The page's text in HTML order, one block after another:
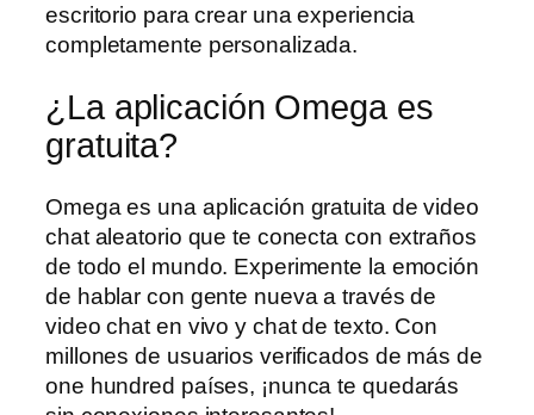
escritorio para crear una experiencia
completamente personalizada.
¿La aplicación Omega es
gratuita?
Omega es una aplicación gratuita de video
chat aleatorio que te conecta con extraños
de todo el mundo. Experimente la emoción
de hablar con gente nueva a través de
video chat en vivo y chat de texto. Con
millones de usuarios verificados de más de
one hundred países, ¡nunca te quedarás